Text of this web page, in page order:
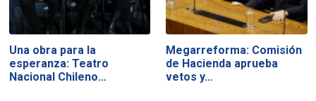
Una obra para la
esperanza: Teatro
Nacional Chileno…
Megarreforma: Comisión
de Hacienda aprueba
vetos y…